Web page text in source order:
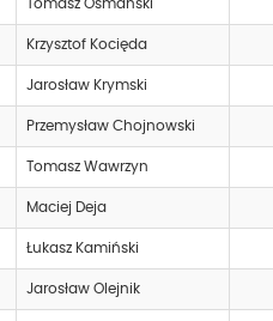
Tomasz Osmański
Krzysztof Kocięda
Jarosław Krymski
Przemysław Chojnowski
Tomasz Wawrzyn
Maciej Deja
Łukasz Kamiński
Jarosław Olejnik